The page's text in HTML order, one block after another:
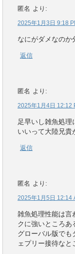
匿名 より:
2025年1月3日 9:18
なにがダメなのか
返信
匿名 より:
2025年1月4日 12:12
足早いし雑魚処理
いいって大陸兄貴
返信
匿名 より:
2025年1月5日 12:14
雑魚処理性能は言
クに強いところあ
グローバル版でも
ェプリー接待なと